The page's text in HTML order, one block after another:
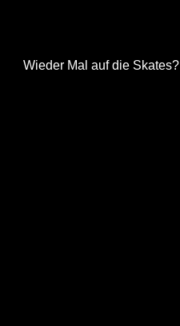
Wieder Mal auf die Skates?